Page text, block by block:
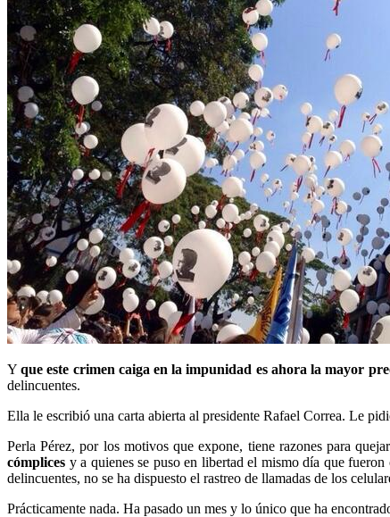
Yque este crimen caiga en la impunidad es ahora la mayor
delincuentes.
Ella le escribió una carta abierta al presidente Rafael Correa. Le
Perla Pérez, por los motivos que expone, tiene razones para
cómplices y a quienes se puso en libertad el mismo día que
delincuentes, no se ha dispuesto el rastreo de llamadas de los
Prácticamente nada. Ha pasado un mes y lo único que ha